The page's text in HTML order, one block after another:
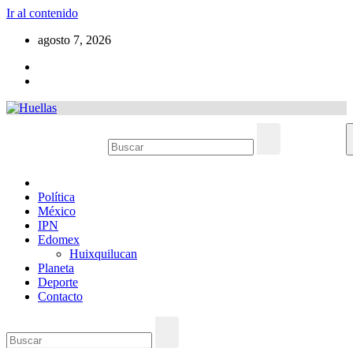
Ir al contenido
agosto 7, 2026
Política
México
IPN
Edomex
Huixquilucan
Planeta
Deporte
Contacto